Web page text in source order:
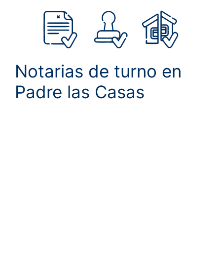
Notarias de turno en
Padre las Casas